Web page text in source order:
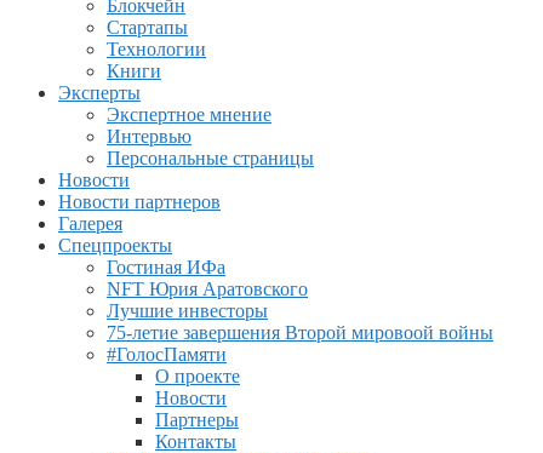
Блокчейн
Стартапы
Технологии
Книги
Эксперты
Экспертное мнение
Интервью
Персональные страницы
Новости
Новости партнеров
Галерея
Спецпроекты
Гостиная ИФа
NFT Юрия Аратовского
Лучшие инвесторы
75-летие завершения Второй мировоой войны
#ГолосПамяти
О проекте
Новости
Партнеры
Контакты